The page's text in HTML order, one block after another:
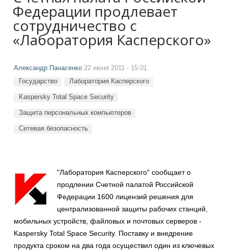
Федерации продлевает
сотрудничество с
«Лаборатория Касперского»
Александр Панасенко 22 июня 2011 - 15:01
Государство Лаборатория Касперского
Kaspersky Total Space Security
Защита персональных компьютеров
Сетевая безопасность
"Лаборатория Касперского" сообщает о
продлении Счетной палатой Российской
Федерации 1600 лицензий решения для
централизованной защиты рабочих станций,
мобильных устройств, файловых и почтовых серверов -
Kaspersky Total Space Security. Поставку и внедрение
продукта сроком на два года осуществил один из ключевых